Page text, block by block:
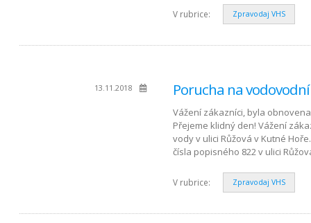
V rubrice: Zpravodaj VHS
13.11.2018 Porucha na
Vážení zákazníci, byla
Přejeme klidný den! Vážení
vody v ulici Růžová v Kutné
čísla popisného 822 v ulici
V rubrice: Zpravodaj VHS